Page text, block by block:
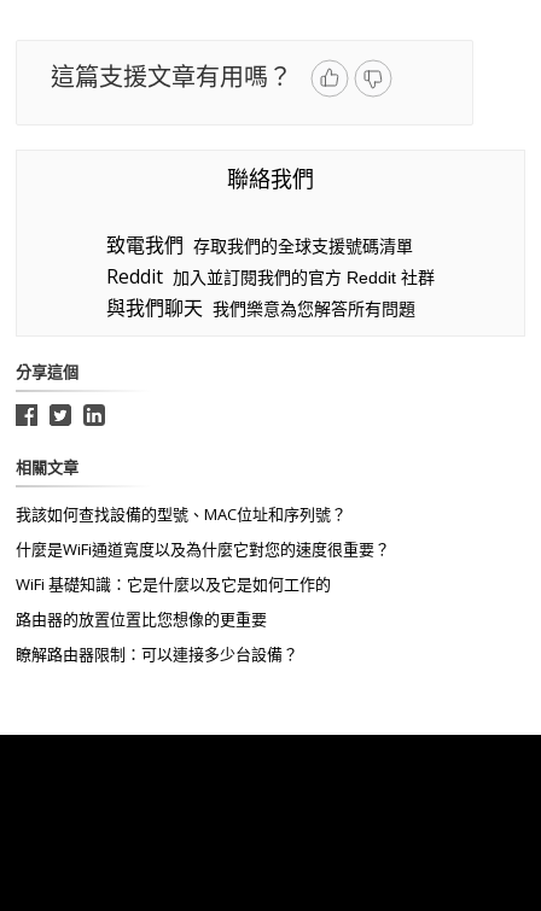
這篇支援文章有用嗎？
聯絡我們
致電我們 存取我們的全球支援號碼清單
Reddit 加入並訂閱我們的官方 Reddit 社群
與我們聊天 我們樂意為您解答所有問題
分享這個
相關文章
我該如何查找設備的型號、MAC位址和序列號？
什麼是WiFi通道寬度以及為什麼它對您的速度很重要？
WiFi 基礎知識：它是什麼以及它是如何工作的
路由器的放置位置比您想像的更重要
瞭解路由器限制：可以連接多少台設備？